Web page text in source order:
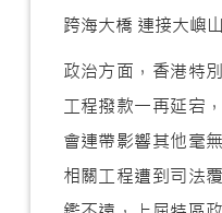
跨海大橋 連接大嶼
政治方面，香港特
工程撥款一再延宕
會連帶影響其他毫
相關工程遭到司法